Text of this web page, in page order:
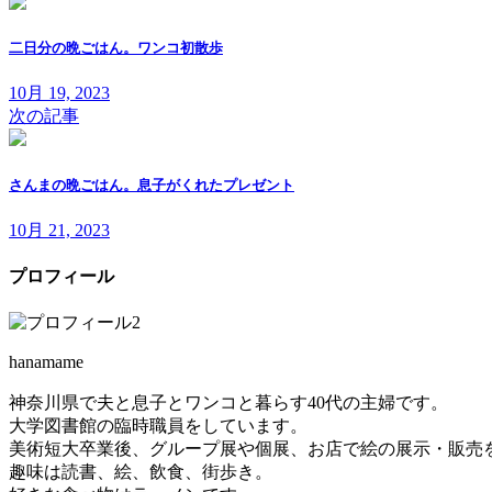
二日分の晩ごはん。ワンコ初散歩
10月 19, 2023
次の記事
さんまの晩ごはん。息子がくれたプレゼント
10月 21, 2023
プロフィール
hanamame
神奈川県で夫と息子とワンコと暮らす40代の主婦です。
大学図書館の臨時職員をしています。
美術短大卒業後、グループ展や個展、お店で絵の展示・販売
趣味は読書、絵、飲食、街歩き。